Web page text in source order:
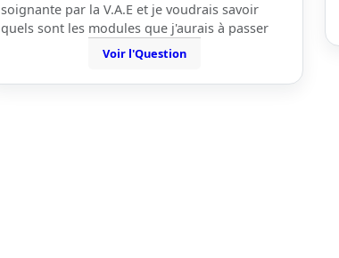
soignante par la V.A.E et je voudrais savoir
quels sont les modules que j'aurais à passer
Voir l'Question